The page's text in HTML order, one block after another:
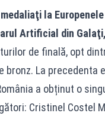
la
Artificial din
de finală, opt
bronz. La
a obținut o
Cristinel Costel